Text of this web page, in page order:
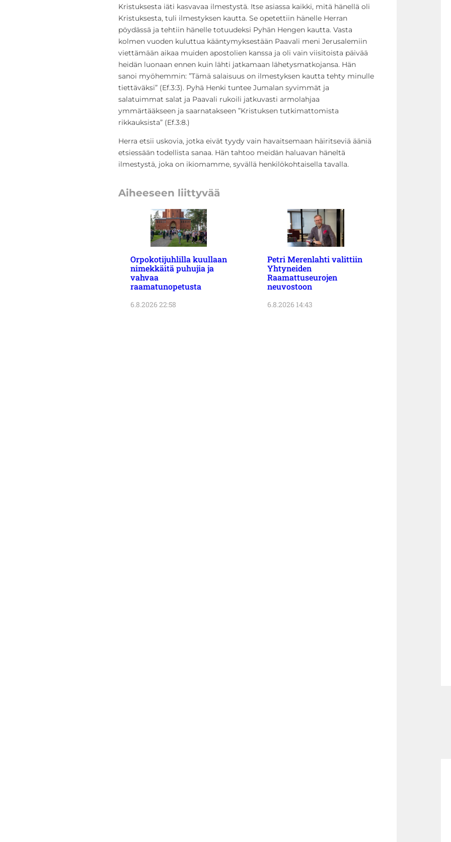
Kristuksesta iäti kasvavaa ilmestystä. Itse asiassa kaikki, mitä hänellä oli
Kristuksesta, tuli ilmestyksen kautta. Se opetettiin hänelle Herran
pöydässä ja tehtiin hänelle totuudeksi Pyhän Hengen kautta. Vasta
kolmen vuoden kuluttua kääntymyksestään Paavali meni Jerusalemiin
viettämään aikaa muiden apostolien kanssa ja oli vain viisitoista päivää
heidän luonaan ennen kuin lähti jatkamaan lähetysmatkojansa. Hän
sanoi myöhemmin: ”Tämä salaisuus on ilmestyksen kautta tehty minulle
tiettäväksi” (Ef.3:3). Pyhä Henki tuntee Jumalan syvimmät ja
salatuimmat salat ja Paavali rukoili jatkuvasti armolahjaa
ymmärtääkseen ja saarnatakseen ”Kristuksen tutkimattomista
rikkauksista” (Ef.3:8.)
Herra etsii uskovia, jotka eivät tyydy vain havaitsemaan häiritseviä ääniä
etsiessään todellista sanaa. Hän tahtoo meidän haluavan häneltä
ilmestystä, joka on ikiomamme, syvällä henkilökohtaisella tavalla.
Aiheeseen liittyvää
Orpokotijuhlilla kuullaan
nimekkäitä puhujia ja
vahvaa
raamatunopetusta
6.8.2026 22:58
Petri Merenlahti valittiin
Yhtyneiden
Raamattuseurojen
neuvostoon
6.8.2026 14:43